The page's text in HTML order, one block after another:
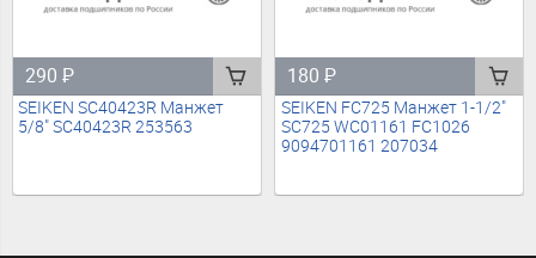
290₽
SEIKEN SC40423R Манжет
5/8" SC40423R 253563
180₽
SEIKEN FC725 Манжет 1-1/2"
SC725 WC01161 FC1026
9094701161 207034